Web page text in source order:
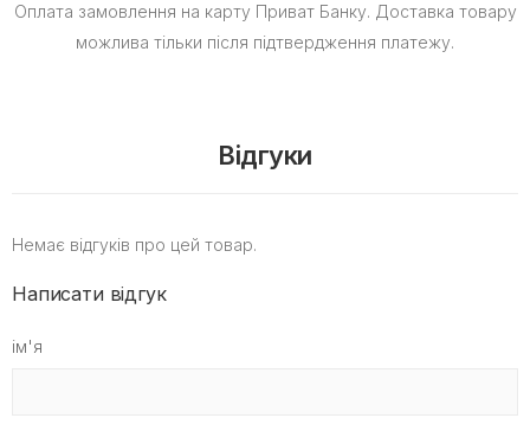
Оплата замовлення на карту Приват Банку. Доставка товару
можлива тільки після підтвердження платежу.
Відгуки
Немає відгуків про цей товар.
Написати відгук
ім'я